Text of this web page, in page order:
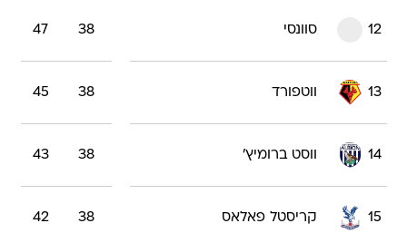
12 סוונסי 38
47
13 ווטפורד 38
45
14 ווסט ברומיץ' 38
43
15 קריסטל פאלאס 38
42